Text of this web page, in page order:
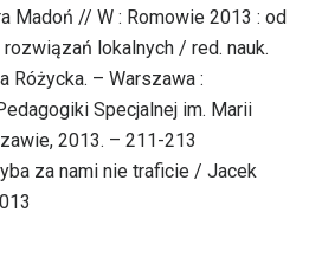
Madoń // W : Romowie 2013 : od
lokalnych / red. nauk.
Różycka. – Warszawa :
Specjalnej im. Marii
2013. – 211-213
za nami nie traficie / Jacek